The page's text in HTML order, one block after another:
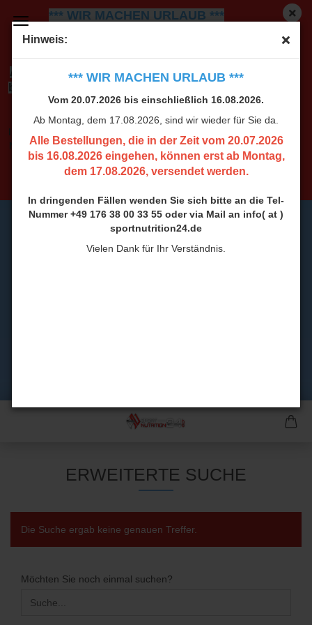
Hinweis:
*** WIR MACHEN URLAUB ***
Vom 20.07.2026 bis einschließlich 16.08.2026.
Ab Montag, dem 17.08.2026, sind wir wieder für Sie da.
Alle Bestellungen, die in der Zeit vom 20.07.2026
bis 16.08.2026 eingehen, können erst ab Montag,
dem 17.08.2026, versendet werden.
In dringenden Fällen wenden Sie sich bitte an die Tel-
Nummer +49 176 38 00 33 55 oder via Mail an info( at )
sportnutrition24.de
Vielen Dank für Ihr Verständnis.
*** WIR MACHEN URLAUB ***
Vom 20.07.2026 bis einschließlich 16.08.2026.
Alle Bestellungen, die in der Zeit vom 20.07.2026
dem 17.08.2026, versendet werden.
In dringenden Fällen wenden Sie sich bitte an die Tel-
Nummer +49 176 38 00 33 55 oder via Mail an info( at )
sportnutrition24.de
Vielen Dank für Ihr Verständnis.
ERWEITERTE SUCHE
Die Suche ergab keine genauen Treffer.
MÖCHTEN
NOCH
Möchten Sie noch einmal suchen?